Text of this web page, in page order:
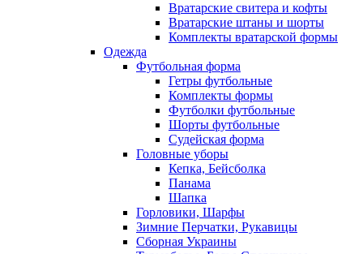
Вратарские свитера и кофты
Вратарские штаны и шорты
Комплекты вратарской формы
Одежда
Футбольная форма
Гетры футбольные
Комплекты формы
Футболки футбольные
Шорты футбольные
Судейская форма
Головные уборы
Кепка, Бейсболка
Панама
Шапка
Горловики, Шарфы
Зимние Перчатки, Рукавицы
Сборная Украины